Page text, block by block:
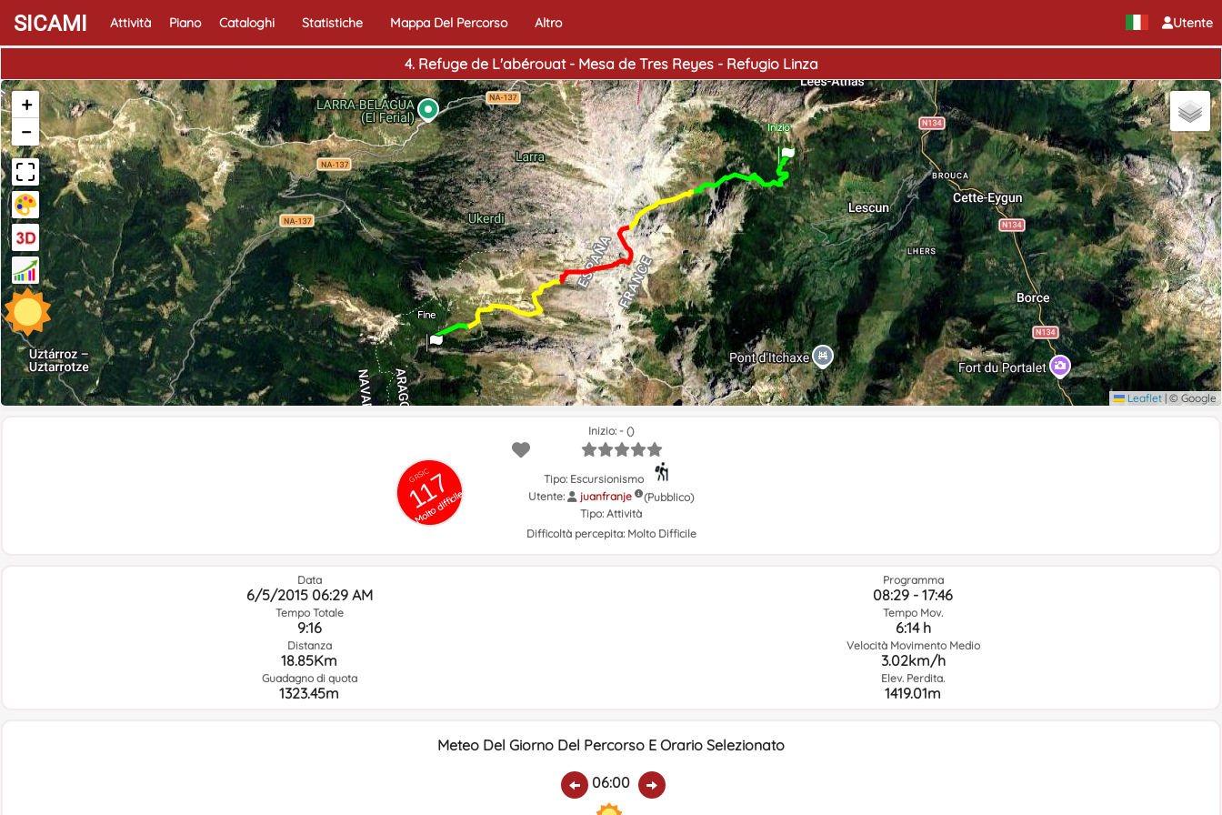
Utente
SICAMI Attività Piano Cataloghi Statistiche Mappa Del Percorso Altro
4. Refuge de L'abérouat - Mesa de Tres Reyes - Refugio Linza
Inizio
Fine
+
−
Leaflet | © Google
GRSIC
117
Molto difficile
Inizio: - ()
Tipo: Escursionismo
Utente:
juanfranje
(Pubblico)
Tipo: Attività
Difficoltà percepita: Molto Difficile
Data
6/5/2015 06:29 AM
Tempo Totale
9:16
Distanza
18.85Km
Guadagno di quota
1323.45m
Programma
08:29 - 17:46
Tempo Mov.
6:14 h
Velocità Movimento Medio
3.02km/h
Elev. Perdita.
1419.01m
Meteo Del Giorno Del Percorso E Orario Selezionato
06:00